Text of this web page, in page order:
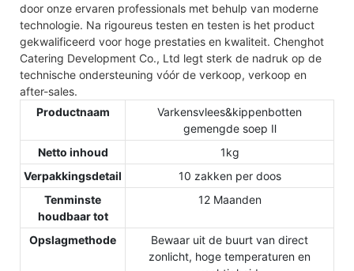
door onze ervaren professionals met behulp van moderne
technologie. Na rigoureus testen en testen is het product
gekwalificeerd voor hoge prestaties en kwaliteit. Chenghot
Catering Development Co., Ltd legt sterk de nadruk op de
technische ondersteuning vóór de verkoop, verkoop en
after-sales.
Productnaam
Varkensvlees&kippenbotten
gemengde soep Ⅱ
Netto inhoud
1kg
Verpakkingsdetail
10 zakken per doos
Tenminste
houdbaar tot
12 Maanden
Opslagmethode
Bewaar uit de buurt van direct
zonlicht, hoge temperaturen en